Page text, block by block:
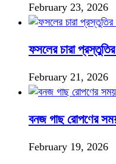
February 23, 2026
ফসলের চারা
February 21, 2026
বনজ গাছ রোপণের
February 19, 2026